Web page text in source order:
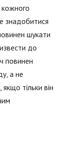
кожного
знадобитися
шукати
до
повинен
а не
тільки він